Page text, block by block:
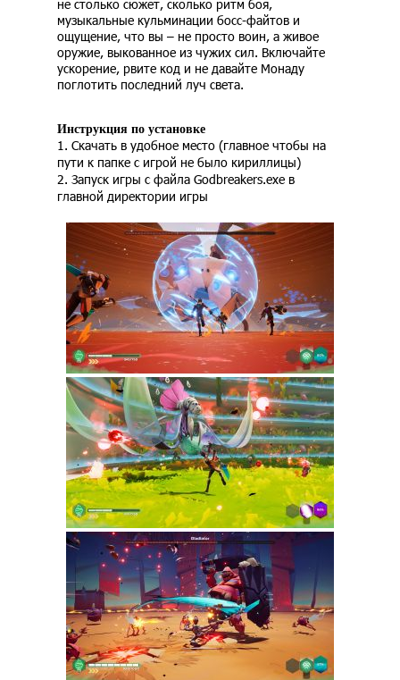
не столько сюжет, сколько ритм боя,
музыкальные кульминации босс-файтов и
ощущение, что вы – не просто воин, а живое
оружие, выкованное из чужих сил. Включайте
ускорение, рвите код и не давайте Монаду
поглотить последний луч света.
Инструкция по установке
1. Скачать в удобное место (главное чтобы на
пути к папке с игрой не было кириллицы)
2. Запуск игры с файла Godbreakers.exe в
главной директории игры